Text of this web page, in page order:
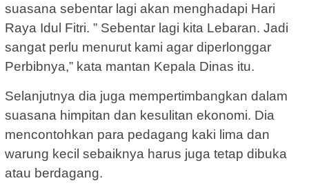
suasana sebentar lagi akan menghadapi Hari
Raya Idul Fitri. ” Sebentar lagi kita Lebaran. Jadi
sangat perlu menurut kami agar diperlonggar
Perbibnya,” kata mantan Kepala Dinas itu.
Selanjutnya dia juga mempertimbangkan dalam
suasana himpitan dan kesulitan ekonomi. Dia
mencontohkan para pedagang kaki lima dan
warung kecil sebaiknya harus juga tetap dibuka
atau berdagang.